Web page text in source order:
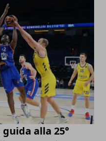
guida alla 25°